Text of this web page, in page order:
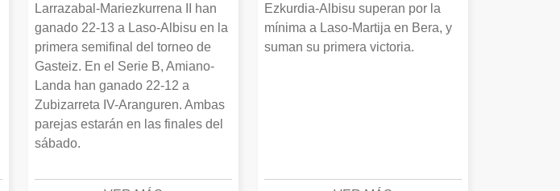
Larrazabal-Mariezkurrena II han
ganado 22-13 a Laso-Albisu en la
primera semifinal del torneo de
Gasteiz. En el Serie B, Amiano-
Landa han ganado 22-12 a
Zubizarreta IV-Aranguren. Ambas
parejas estarán en las finales del
sábado.
Ezkurdia-Albisu superan por la
mínima a Laso-Martija en Bera, y
suman su primera victoria.